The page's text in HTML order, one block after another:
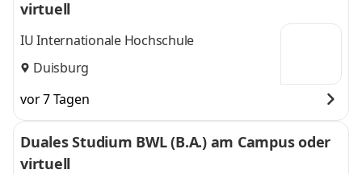
virtuell
IU Internationale Hochschule
Duisburg
vor 7 Tagen
Duales Studium BWL (B.A.) am Campus oder
virtuell